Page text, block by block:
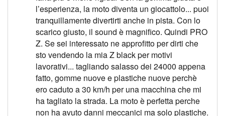
l’esperienza, la moto diventa un giocattolo... puoi
tranquillamente divertirti anche in pista. Con lo
scarico giusto, il sound è magnifico. Quindi PRO
Z. Se sei interessato ne approfitto per dirti che
sto vendendo la mia Z black per motivi
lavorativi... tagliando salasso dei 24000 appena
fatto, gomme nuove e plastiche nuove perchè
ero caduto a 30 km/h per una macchina che mi
ha tagliato la strada. La moto è perfetta perche
non ha avuto danni meccanici ma solo plastiche.